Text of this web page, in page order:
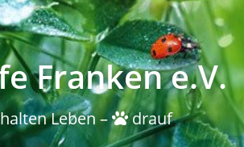
Franken e.V.
Leben – drauf